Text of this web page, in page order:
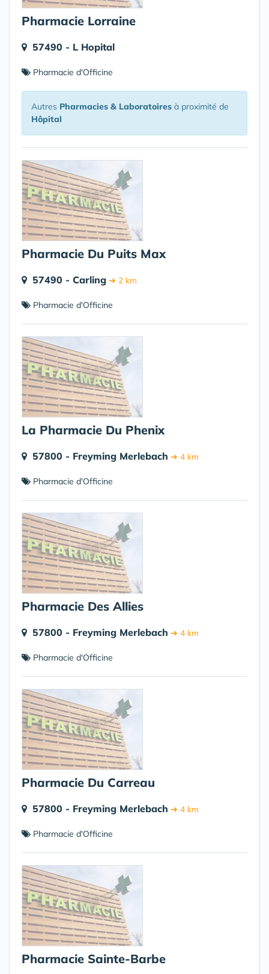
Pharmacie Lorraine
57490 - L Hopital
Pharmacie d'Officine
Autres Pharmacies & Laboratoires à proximité de
Hôpital
Pharmacie Du Puits Max
57490 - Carling ➔ 2 km
Pharmacie d'Officine
La Pharmacie Du Phenix
57800 - Freyming Merlebach ➔ 4 km
Pharmacie d'Officine
Pharmacie Des Allies
57800 - Freyming Merlebach ➔ 4 km
Pharmacie d'Officine
Pharmacie Du Carreau
57800 - Freyming Merlebach ➔ 4 km
Pharmacie d'Officine
Pharmacie Sainte-Barbe